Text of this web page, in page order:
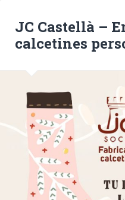
JC Castellà –
calcetines